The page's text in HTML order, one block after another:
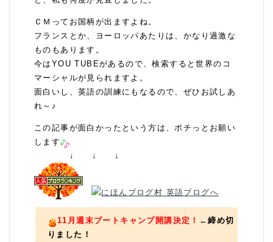
ＣＭってお国柄が出ますよね。
フランスとか、ヨーロッパあたりは、かなり過激な
ものもあります。
今はYOU TUBEがあるので、検索すると世界のコ
マーシャルが見られますよ。
面白いし、英語の訓練にもなるので、ぜひお試しあ
れ～♪
この記事が面白かったという方は、ポチっとお願い
します
↓ ↓ ↓
11月週末ブートキャンプ開講決定！ ←締め切
りました！